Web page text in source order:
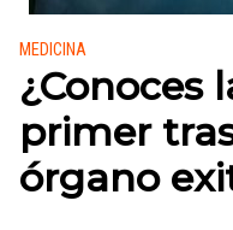
Publicado en:
MEDICINA
¿Conoces
primer
órgano